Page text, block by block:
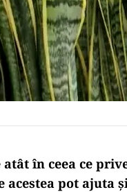
atât în ceea ce
acestea pot ajuta și